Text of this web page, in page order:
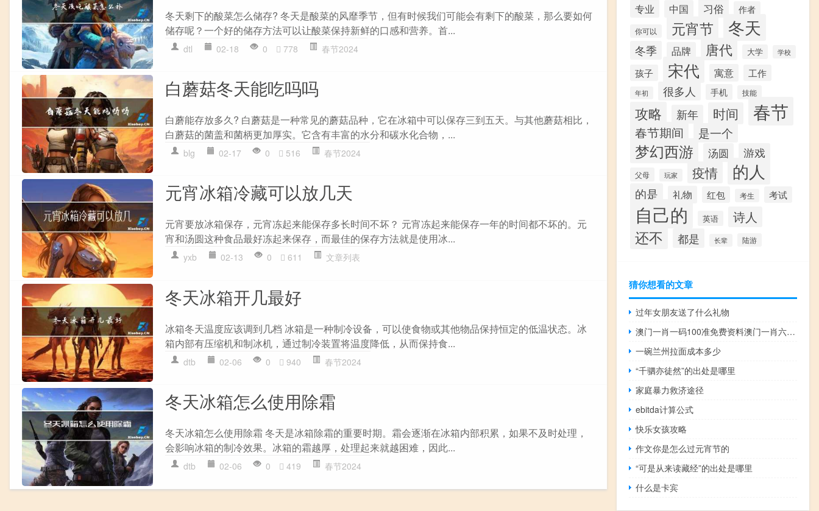
冬天剩下的酸菜怎么储存? 冬天是酸菜的风靡季节，但有时候我们可能会有剩下的酸菜，那么要如何
储存呢？一个好的储存方法可以让酸菜保持新鲜的口感和营养。首...
dtl 02-18 0 778 春节2024
白蘑菇冬天能吃吗吗
白蘑能存放多久? 白蘑菇是一种常见的蘑菇品种，它在冰箱中可以保存三到五天。与其他蘑菇相比，
白蘑菇的菌盖和菌柄更加厚实。它含有丰富的水分和碳水化合物，...
blg 02-17 0 516 春节2024
元宵冰箱冷藏可以放几天
元宵要放冰箱保存，元宵冻起来能保存多长时间不坏？ 元宵冻起来能保存一年的时间都不坏的。元
宵和汤圆这种食品最好冻起来保存，而最佳的保存方法就是使用冰...
yxb 02-13 0 611 文章列表
冬天冰箱开几最好
冰箱冬天温度应该调到几档 冰箱是一种制冷设备，可以使食物或其他物品保持恒定的低温状态。冰
箱内部有压缩机和制冰机，通过制冷装置将温度降低，从而保持食...
dtb 02-06 0 940 春节2024
冬天冰箱怎么使用除霜
冬天冰箱怎么使用除霜 冬天是冰箱除霜的重要时期。霜会逐渐在冰箱内部积累，如果不及时处理，
会影响冰箱的制冷效果。冰箱的霜越厚，处理起来就越困难，因此...
dtb 02-06 0 419 春节2024
专业 中国 习俗 作者
你可以 元宵节 冬天
冬季 品牌 唐代 大学 学校
孩子 宋代 寓意 工作
年初 很多人 手机 技能
攻略 新年 时间 春节
春节期间 是一个
梦幻西游 汤圆 游戏
父母 玩家 疫情 的人
的是 礼物 红包 考生 考试
自己的 英语 诗人
还不 都是 长辈 陆游
猜你想看的文章
过年女朋友送了什么礼物
澳门一肖一码100准免费资料澳门一肖六码,日中则昃精选解释落实_3D20.80.80
一碗兰州拉面成本多少
“千驷亦徒然”的出处是哪里
家庭暴力救济途径
ebitda计算公式
快乐女孩攻略
作文你是怎么过元宵节的
“可是从来读藏经”的出处是哪里
什么是卡宾